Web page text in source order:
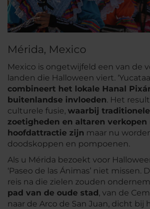
Mérida, Mexico
Mexico is ongetwijfeld een van de
landen die Halloween viert.
combineert het lokale Hanal
buitenlandse invloeden. Het
culturele fusie, waarbij
zoetigheden en altaren
hoofdattractie zijn maar nu
doodskoppen en pompoenen.
Als u Mérida bezoekt voor
‘Paseo de las Ánimas’ niet missen.
reis na die zielen zouden
pad van de oude stad, van de
naar de Arco de San Juan, dicht bij